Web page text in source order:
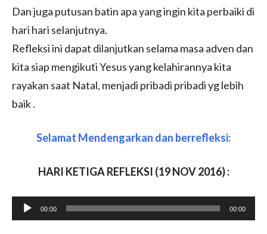
Dan juga putusan batin apa yang ingin kita perbaiki di
hari hari selanjutnya.
Refleksi ini dapat dilanjutkan selama masa adven dan
kita siap mengikuti Yesus yang kelahirannya kita
rayakan saat Natal, menjadi pribadi pribadi yg lebih
baik .
Selamat Mendengarkan dan berrefleksi:
HARI KETIGA REFLEKSI (19 NOV 2016) :
u
00:00 00:00